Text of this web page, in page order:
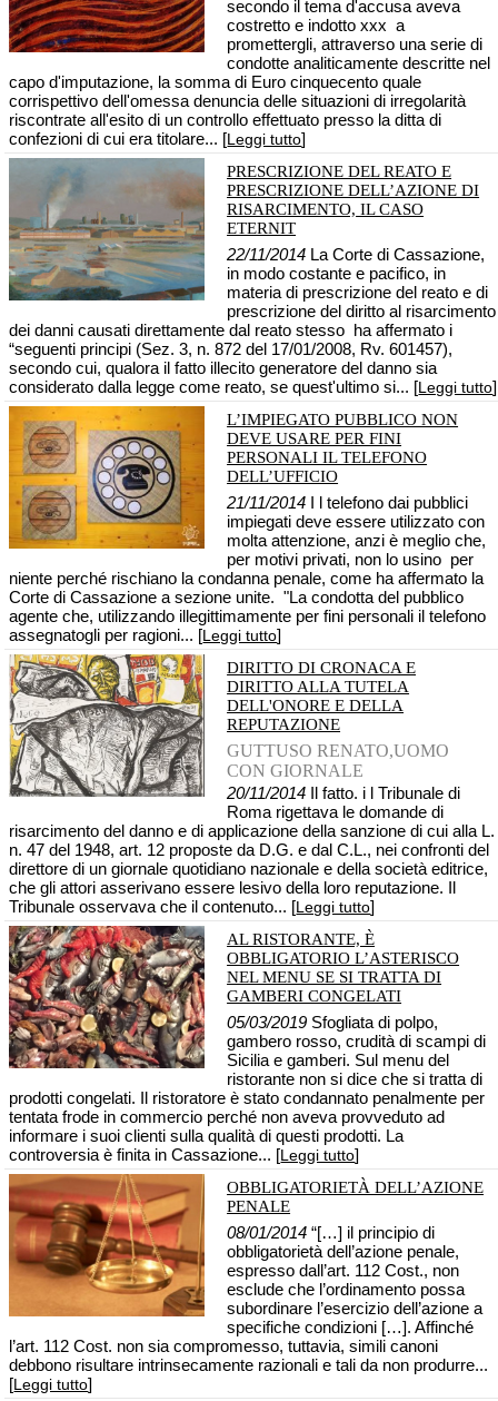
secondo il tema d'accusa aveva
costretto e indotto xxx a
promettergli, attraverso una serie di
condotte analiticamente descritte nel
capo d'imputazione, la somma di Euro cinquecento quale
corrispettivo dell'omessa denuncia delle situazioni di irregolarità
riscontrate all'esito di un controllo effettuato presso la ditta di
confezioni di cui era titolare... [Leggi tutto]
PRESCRIZIONE DEL REATO E
PRESCRIZIONE DELL’AZIONE DI
RISARCIMENTO, IL CASO
ETERNIT
22/11/2014 La Corte di Cassazione,
in modo costante e pacifico, in
materia di prescrizione del reato e di
prescrizione del diritto al risarcimento
dei danni causati direttamente dal reato stesso ha affermato i
“seguenti principi (Sez. 3, n. 872 del 17/01/2008, Rv. 601457),
secondo cui, qualora il fatto illecito generatore del danno sia
considerato dalla legge come reato, se quest'ultimo si... [Leggi tutto]
L’IMPIEGATO PUBBLICO NON
DEVE USARE PER FINI
PERSONALI IL TELEFONO
DELL’UFFICIO
21/11/2014 I l telefono dai pubblici
impiegati deve essere utilizzato con
molta attenzione, anzi è meglio che,
per motivi privati, non lo usino per
niente perché rischiano la condanna penale, come ha affermato la
Corte di Cassazione a sezione unite. "La condotta del pubblico
agente che, utilizzando illegittimamente per fini personali il telefono
assegnatogli per ragioni... [Leggi tutto]
DIRITTO DI CRONACA E
DIRITTO ALLA TUTELA
DELL'ONORE E DELLA
REPUTAZIONE
GUTTUSO RENATO,UOMO
CON GIORNALE
20/11/2014 Il fatto. i l Tribunale di
Roma rigettava le domande di
risarcimento del danno e di applicazione della sanzione di cui alla L.
n. 47 del 1948, art. 12 proposte da D.G. e dal C.L., nei confronti del
direttore di un giornale quotidiano nazionale e della società editrice,
che gli attori asserivano essere lesivo della loro reputazione. Il
Tribunale osservava che il contenuto... [Leggi tutto]
AL RISTORANTE, È
OBBLIGATORIO L’ASTERISCO
NEL MENU SE SI TRATTA DI
GAMBERI CONGELATI
05/03/2019 Sfogliata di polpo,
gambero rosso, crudità di scampi di
Sicilia e gamberi. Sul menu del
ristorante non si dice che si tratta di
prodotti congelati. Il ristoratore è stato condannato penalmente per
tentata frode in commercio perché non aveva provveduto ad
informare i suoi clienti sulla qualità di questi prodotti. La
controversia è finita in Cassazione... [Leggi tutto]
OBBLIGATORIETÀ DELL’AZIONE
PENALE
08/01/2014 “[…] il principio di
obbligatorietà dell’azione penale,
espresso dall’art. 112 Cost., non
esclude che l’ordinamento possa
subordinare l’esercizio dell’azione a
specifiche condizioni […]. Affinché
l’art. 112 Cost. non sia compromesso, tuttavia, simili canoni
debbono risultare intrinsecamente razionali e tali da non produrre...
[Leggi tutto]